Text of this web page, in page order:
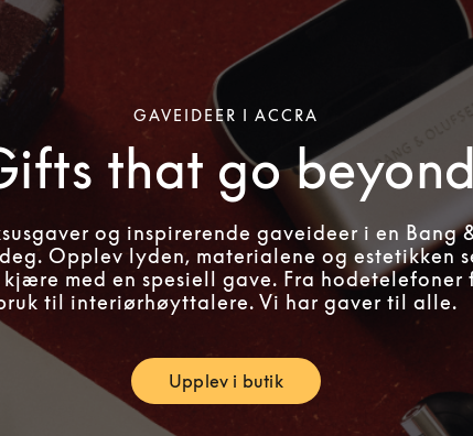
GAVEIDEER I ACCRA
that go beyond
og inspirerende gaveideer i en Bang
Opplev lyden, materialene og estetikken
med en spesiell gave. Fra hodetelefoner
til interiørhøyttalere. Vi har gaver til alle.
Upplev i butikLink Opens in New Tab